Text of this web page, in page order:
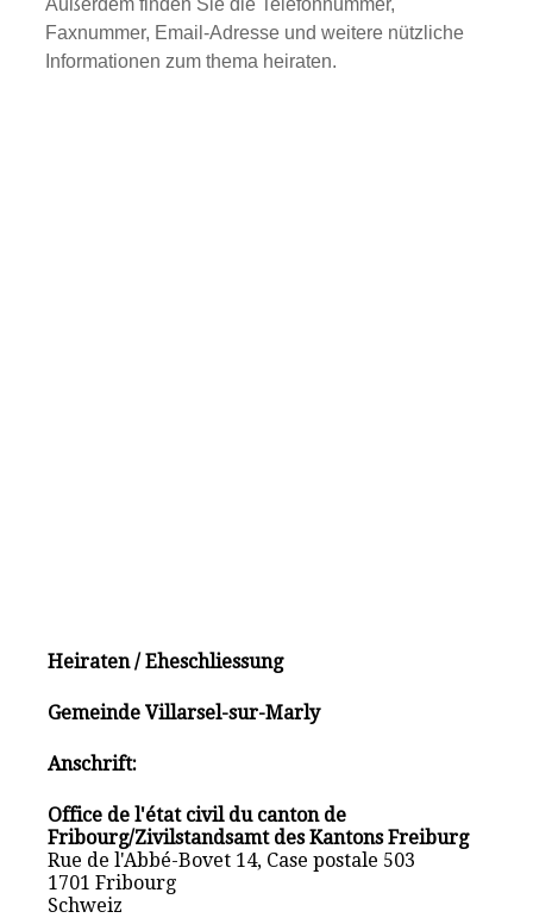
Faxnummer, Email-Adresse und weitere nützliche
Informationen zum thema heiraten.
Heiraten / Eheschliessung
Gemeinde Villarsel-sur-Marly
Anschrift:
Office de l'état civil du canton de
Fribourg/Zivilstandsamt des Kantons Freiburg
Rue de l'Abbé-Bovet 14, Case postale 503
1701 Fribourg
Schweiz